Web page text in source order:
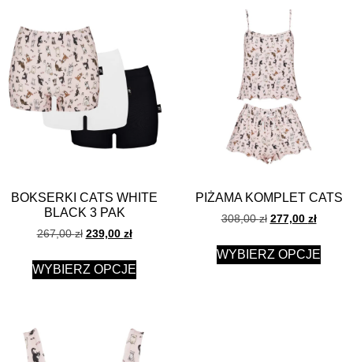
BOKSERKI CATS WHITE
BLACK 3 PAK
267,00zł 239,00 zł
WYBIERZ OPCJE
PIŻAMA KOMPLET CATS
308,00zł 277,00 zł
WYBIERZ OPCJE